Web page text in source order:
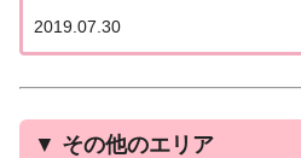
雄温泉］ミシュ
月13日に発売さ
2019.07.30
▼ その他のエリア